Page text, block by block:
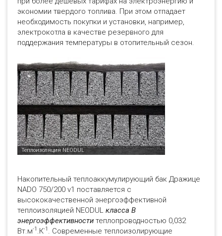
экономии твердого топлива. При этом отпадает
необходимость покупки и установки, например,
электрокотла в качестве резервного для
поддержания температуры в отопительный сезон.
Накопительный теплоаккумулирующий бак Дражице
NADO 750/200 v1 поставляется с
высококачественной энергоэффективной
теплоизоляцией NEODUL класса В
энергоэффективности теплопроводностью 0,032
Вт.м-1 .К-1 . Современные теплоизолирующие